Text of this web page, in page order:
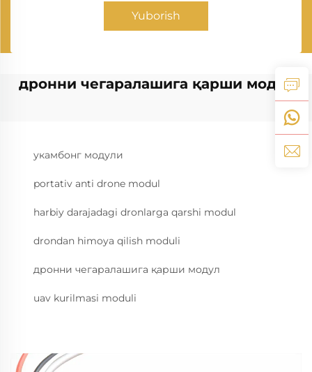
Yuborish
дронни чегаралашига қарши модул
укамбонг модули
portativ anti drone modul
harbiy darajadagi dronlarga qarshi modul
drondan himoya qilish moduli
дронни чегаралашига қарши модул
uav kurilmasi moduli